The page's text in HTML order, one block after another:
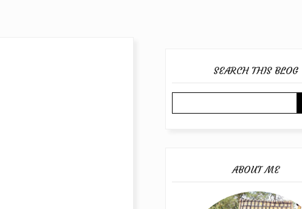
SEARCH THIS BLOG
ABOUT ME